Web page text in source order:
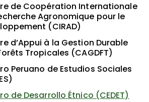
de Coopération Internationale
Agronomique pour le
(CIRAD)
d’Appui à la Gestion Durable
Tropicales (CAGDFT)
Peruano de Estudios Sociales
de Desarrollo Étnico (CEDET)